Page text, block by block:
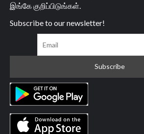
இங்கே குறிப்பிடுங்கள்.
Subscribe to our newsletter!